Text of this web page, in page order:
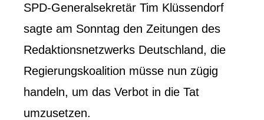
SPD-Generalsekretär Tim Klüssendorf
sagte am Sonntag den Zeitungen des
Redaktionsnetzwerks Deutschland, die
Regierungskoalition müsse nun zügig
handeln, um das Verbot in die Tat
umzusetzen.